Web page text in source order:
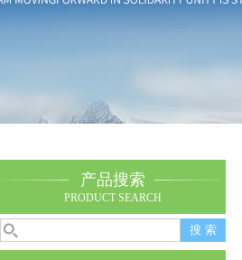
产品搜索
PRODUCT SEARCH